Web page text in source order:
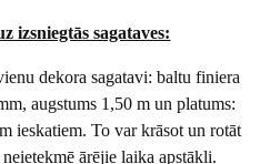
izsniegtās sagataves:
dekora sagatavi: baltu finiera
augstums 1,50 m un platums:
ieskatiem. To var krāsot un rotāt
ārējie laika apstākļi.